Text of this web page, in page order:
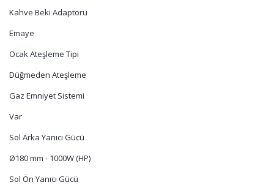
Kahve Beki Adaptörü
Emaye
Ocak Ateşleme Tipi
Düğmeden Ateşleme
Gaz Emniyet Sistemi
Var
Sol Arka Yanıcı Gücü
Ø180 mm - 1000W (HP)
Sol Ön Yanıcı Gücü